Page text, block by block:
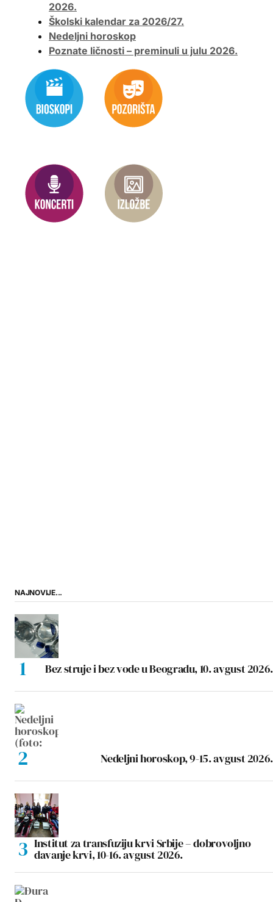
2026.
Školski kalendar za 2026/27.
Nedeljni horoskop
Poznate ličnosti – preminuli u julu 2026.
NAJNOVIJE...
Bez struje i bez vode u Beogradu, 10. avgust 2026.
Nedeljni horoskop, 9-15. avgust 2026.
Institut za transfuziju krvi Srbije – dobrovoljno
davanje krvi, 10-16. avgust 2026.